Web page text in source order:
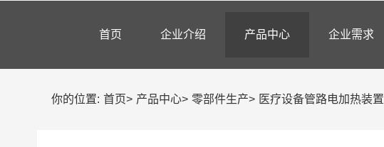
首页 企业介绍 产品中心 企业需求
你的位置: 首页> 产品中心> 零部件生产> 医疗设备管路电加热装置